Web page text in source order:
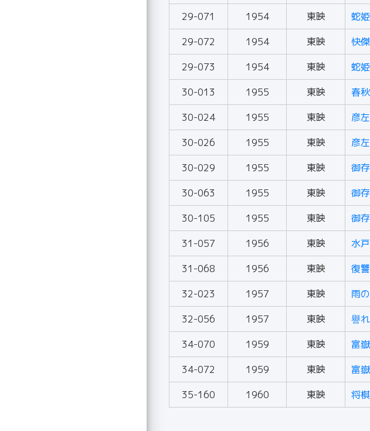
29-071
1954 東映 蛇
29-072
1954 東映 快
29-073
1954 東映 蛇
30-013
1955 東映 春
30-024
1955 東映 彦
30-026
1955 東映 彦
30-029
1955 東映 御
30-063
1955 東映 御
30-105
1955 東映 御
31-057
1956 東映 水
31-068
1956 東映 復
32-023
1957 東映 雨
32-056
1957 東映 譽
34-070
1959 東映 富
34-072
1959 東映 富
35-160
1960 東映 将